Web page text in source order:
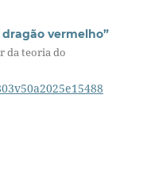
vermelho”
da teoria do